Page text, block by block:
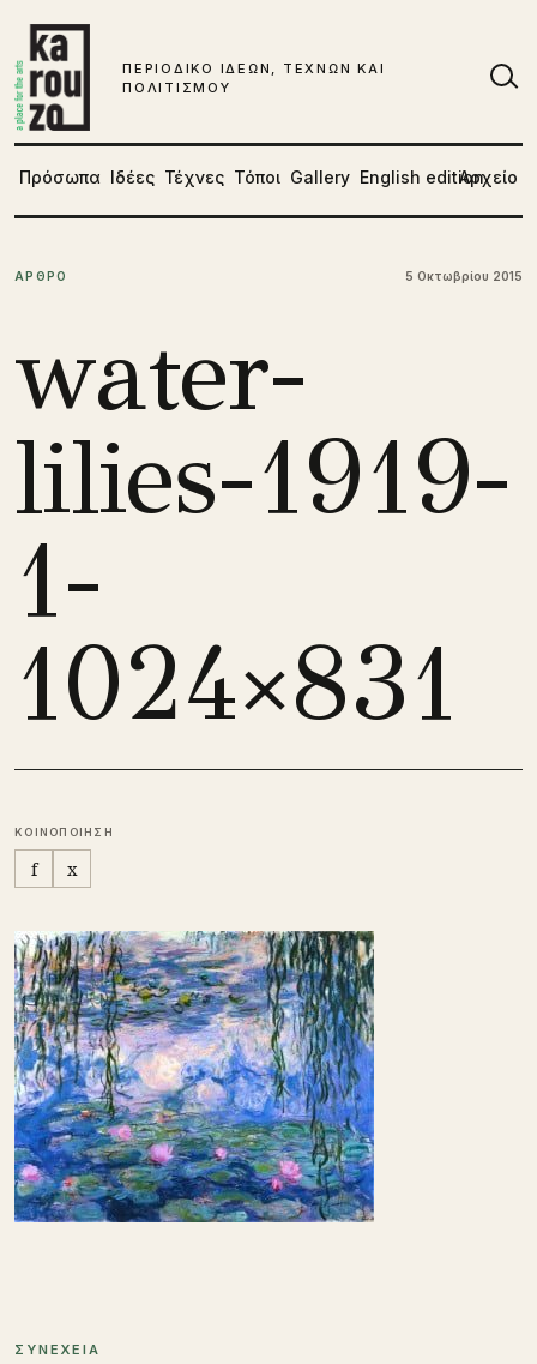
ΠΕΡΙΟΔΙΚΟ ΙΔΕΩΝ, ΤΕΧΝΩΝ ΚΑΙ
ΠΟΛΙΤΙΣΜΟΥ
Πρόσωπα Ιδέες Τέχνες Τόποι Gallery English editionΑρχείο
ΑΡΘΡΟ 5 Οκτωβρίου 2015
water-
lilies-1919-
1-
1024×831
ΚΟΙΝΟΠΟΙΗΣΗ
f x
ΣΥΝΕΧΕΙΑ